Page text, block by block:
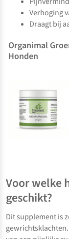
Verhoging
Draagt bij
Organimal
Honden
Voor welke
geschikt?
Dit supplement is